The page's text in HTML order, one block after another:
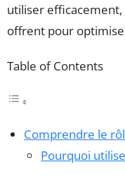
utiliser efficacement,
offrent pour
Table of Contents
Comprendre le
Pourquoi